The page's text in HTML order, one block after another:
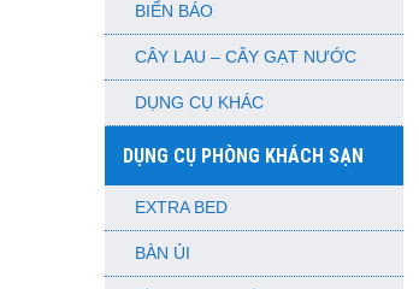
BIỂN BÁO
CÂY LAU – CÂY GẠT NƯỚC
DỤNG CỤ KHÁC
DỤNG CỤ PHÒNG KHÁCH SẠN
EXTRA BED
BÀN ỦI